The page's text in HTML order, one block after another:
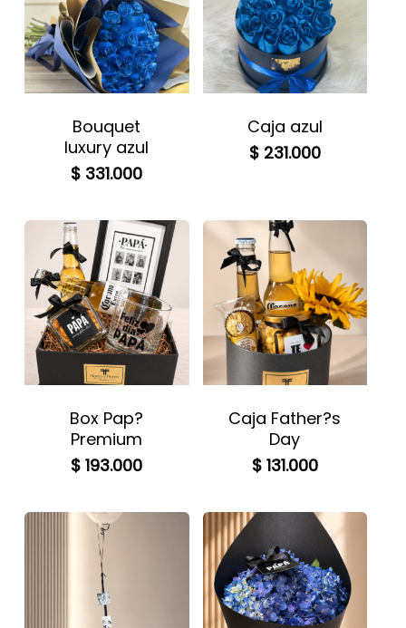
Bouquet
luxury azul
$ 331.000
Caja azul
$231.000
Box Pap?
Premium
$ 193.000
Caja Father?s
Day
$131.000